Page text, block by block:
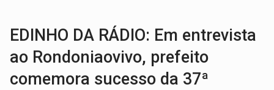
TECNOLOGIA:
EDINHO DA RÁDIO: Em entrevista
ao Rondoniaovivo, prefeito
comemora sucesso da 37ª